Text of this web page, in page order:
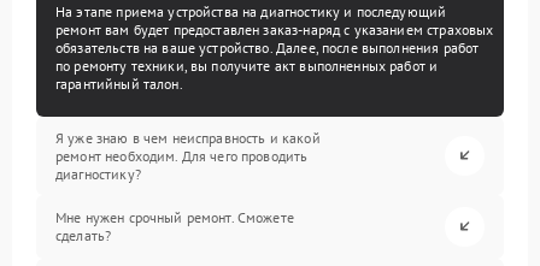
На этапе приема устройства на диагностику и последующий
ремонт вам будет предоставлен заказ-наряд с указанием страховых
обязательств на ваше устройство. Далее, после выполнения работ
по ремонту техники, вы получите акт выполненных работ и
гарантийный талон.
Я уже знаю в чем неисправность и какой
ремонт необходим. Для чего проводить
диагностику?
Мне нужен срочный ремонт. Сможете
сделать?